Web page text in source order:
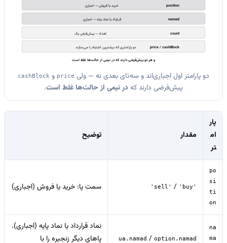
position خرید یا فروش — اجباری
namad قرارداد یا نماد پایه — اجباری
count تعداد — پیش‌فرض یک
price / cashBlock دو پارامتری که بیشترین اشتباه را می‌سازند
و هر دو پیش‌فرضی دارند که در نیمی از حالت‌ها غلط است
دو پارامتر اول اجباری‌اند و سه‌تای بعدی نه — ولی price و cashBlock
پیش‌فرضی دارند کهدر نیمی از حالت‌ها غلط است.
پار
ام
تر
مقدار توضیح
po
si
ti
on
'buy'
/
'sell' سمت پا: خرید یا فروش (اجباری)
na
ma
option.namad
/
ua.namad
نماد قرارداد یا نماد پایه (اجباری).
پاهای دیگر زنجیره را با